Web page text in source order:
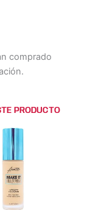
comprado
PRODUCTO
producto
tiene
múltiples
variantes.
Las